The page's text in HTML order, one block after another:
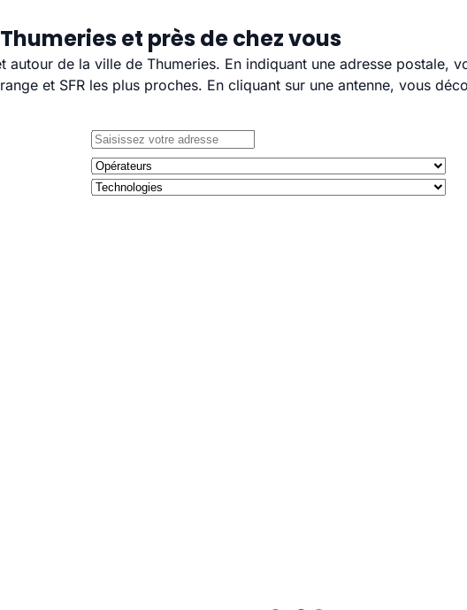
et près de chez vous
autour de la ville de Thumeries. En indiquant une adresse postale,
et SFR les plus proches. En cliquant sur une antenne, vous